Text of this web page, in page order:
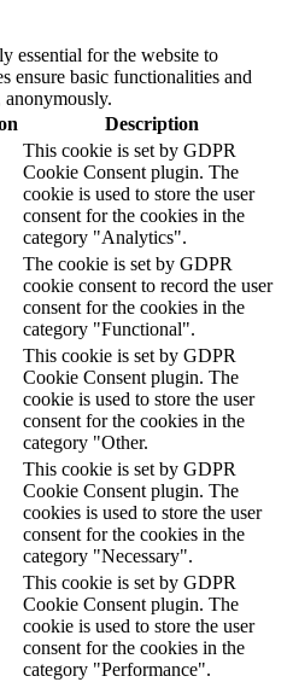
essential for the website to
ensure basic functionalities and
anonymously.
Description
This cookie is set by GDPR
Cookie Consent plugin. The
cookie is used to store the user
consent for the cookies in the
category "Analytics".
The cookie is set by GDPR
cookie consent to record the user
consent for the cookies in the
category "Functional".
This cookie is set by GDPR
Cookie Consent plugin. The
cookie is used to store the user
consent for the cookies in the
category "Other.
This cookie is set by GDPR
Cookie Consent plugin. The
cookies is used to store the user
consent for the cookies in the
category "Necessary".
This cookie is set by GDPR
Cookie Consent plugin. The
cookie is used to store the user
consent for the cookies in the
category "Performance".